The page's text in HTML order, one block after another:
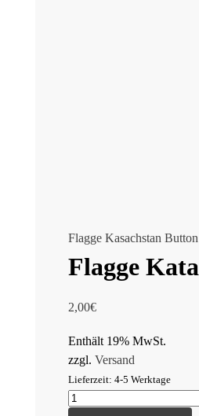
Flagge Kasachstan Button
Flagge
2,00€
Enthält 19% MwSt.
zzgl. Versand
Lieferzeit: 4-5 Werktage